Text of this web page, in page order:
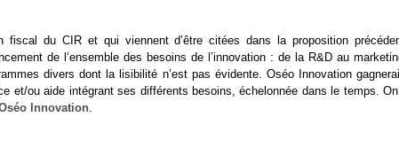
du CIR et qui viennent d’être citées dans la proposition
de l’ensemble des besoins de l’innovation : de la R&D au
divers dont la lisibilité n’est pas évidente. Oséo Innovation
et/ou aide intégrant ses différents besoins, échelonnée dans le temps.
Innovation.